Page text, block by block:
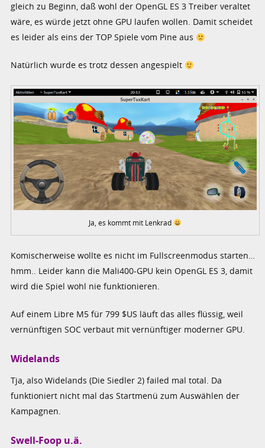
gleich zu Beginn, daß wohl der OpenGL ES 3 Treiber veraltet
wäre, es würde jetzt ohne GPU laufen wollen. Damit scheidet
es leider als eins der TOP Spiele vom Pine aus
Natürlich wurde es trotz dessen angespielt
Ja, es kommt mit Lenkrad
Komischerweise wollte es nicht im Fullscreenmodus starten…
hmm.. Leider kann die Mali400-GPU kein OpenGL ES 3, damit
wird die Spiel wohl nie funktionieren.
Auf einem Libre M5 für 799 $US läuft das alles flüssig, weil
vernünftigen SOC verbaut mit vernünftiger moderner GPU.
Widelands
Tja, also Widelands (Die Siedler 2) failed mal total. Da
funktioniert nicht mal das Startmenü zum Auswählen der
Kampagnen.
Swell-Foop u.ä.